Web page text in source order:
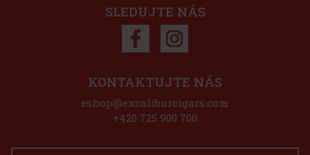
Sleva: 50%
SLEDUJTE NÁS
KONTAKTUJTE NÁS
eshop@excaliburcigars.com
+420 725 900 700